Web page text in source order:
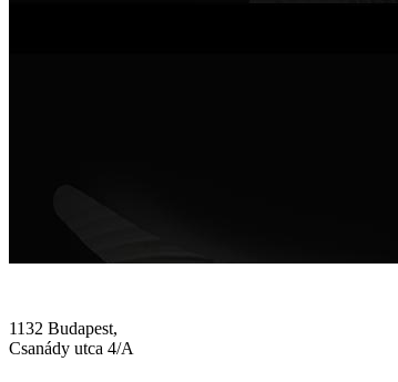
1132 Budapest,
Csanády utca 4/A